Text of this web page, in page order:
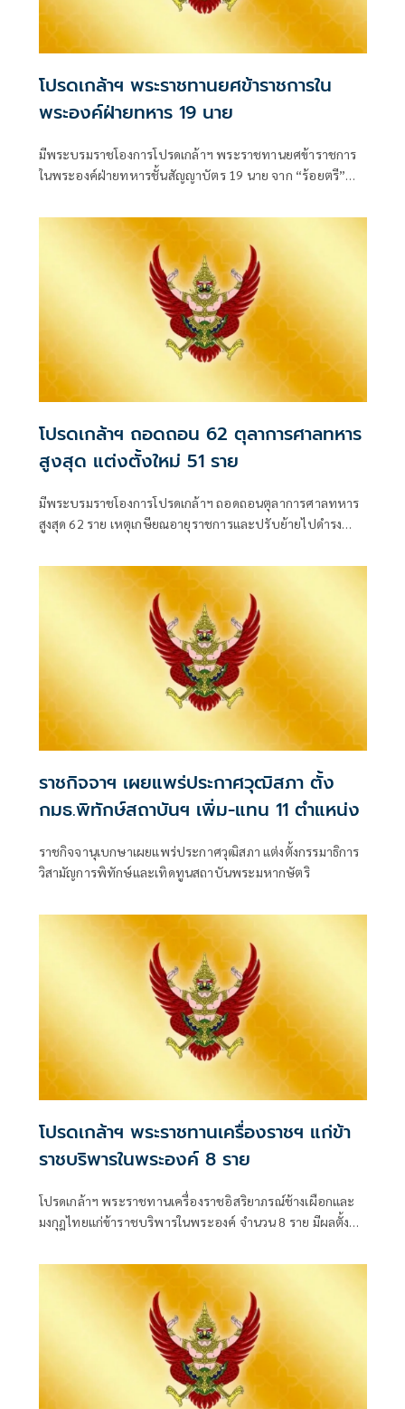
โปรดเกล้าฯ พระราชทานยศข้าราชการใน
พระองค์ฝ่ายทหาร 19 นาย
มีพระบรมราชโองการโปรดเกล้าฯ พระราชทานยศข้าราชการ
ในพระองค์ฝ่ายทหารชั้นสัญญาบัตร 19 นาย จาก “ร้อยตรี”
โปรดเกล้าฯ ถอดถอน 62 ตุลาการศาลทหาร
สูงสุด แต่งตั้งใหม่ 51 ราย
มีพระบรมราชโองการโปรดเกล้าฯ ถอดถอนตุลาการศาลทหาร
สูงสุด 62 ราย เหตุเกษียณอายุราชการและปรับย้ายไปดำรง
แทน 51 ราย
ราชกิจจาฯ เผยแพร่ประกาศวุฒิสภา ตั้ง
กมธ.พิทักษ์สถาบันฯ เพิ่ม-แทน 11 ตำแหน่ง
ราชกิจจานุเบกษาเผยแพร่ประกาศวุฒิสภา แต่งตั้งกรรมาธิการ
วิสามัญการพิทักษ์และเทิดทูนสถาบันพระมหากษัตริ
โปรดเกล้าฯ พระราชทานเครื่องราชฯ แก่ข้า
ราชบริพารในพระองค์ 8 ราย
โปรดเกล้าฯ พระราชทานเครื่องราชอิสริยาภรณ์ช้างเผือกและ
มงกุฎไทยแก่ข้าราชบริพารในพระองค์ จำนวน 8 ราย มีผลตั้งแต่